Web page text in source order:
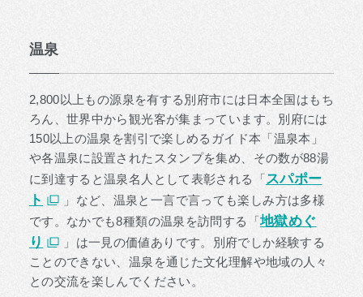
温泉
2,800以上もの源泉を有する別府市には日本全国はもち
ろん、世界中から観光客が集まっています。別府には
150以上の温泉を割引で楽しめるガイド本「温泉本」
や各温泉に設置されたスタンプを集め、その数が88湯
に到達すると温泉名人として表彰される「スパポー
ト
」など、温泉と一言で言っても楽しみ方は多様
です。なかでも8種類の温泉を訪問する「地獄めぐ
り
」は一見の価値ありです。別府でしか経験する
ことのできない、温泉を通じた文化理解や地域の人々
との交流を楽しんでください。